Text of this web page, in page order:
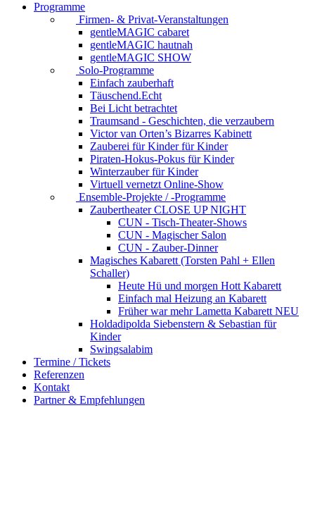
Programme
Firmen- & Privat-Veranstaltungen
gentleMAGIC cabaret
gentleMAGIC hautnah
gentleMAGIC SHOW
Solo-Programme
Einfach zauberhaft
Täuschend.Echt
Bei Licht betrachtet
Traumsand - Geschichten, die verzaubern
Victor van Orten’s Bizarres Kabinett
Zauberei für Kinder für Kinder
Piraten-Hokus-Pokus für Kinder
Winterzauber für Kinder
Virtuell vernetzt Online-Show
Ensemble-Projekte / -Programme
Zaubertheater CLOSE UP NIGHT
CUN - Tisch-Theater-Shows
CUN - Magischer Salon
CUN - Zauber-Dinner
Magisches Kabarett (Torsten Pahl + Ellen
Schaller)
Heute Hü und morgen Hott Kabarett
Einfach mal Heizung an Kabarett
Früher war mehr Lametta Kabarett NEU
Holdadipolda Siebenstern & Sebastian für
Kinder
Swingsalabim
Termine / Tickets
Referenzen
Kontakt
Partner & Empfehlungen